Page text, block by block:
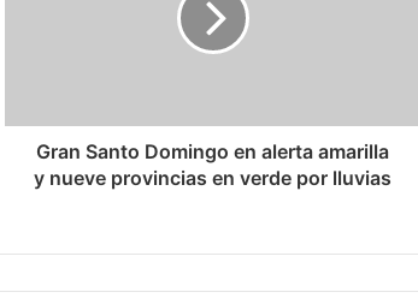
Gran Santo Domingo en alerta amarilla
y nueve provincias en verde por lluvias